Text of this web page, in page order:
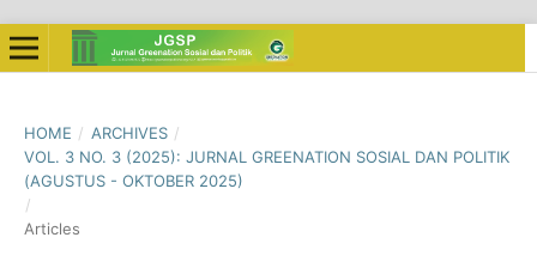
HOME / ARCHIVES /
VOL. 3 NO. 3 (2025): JURNAL GREENATION SOSIAL DAN POLITIK
(AGUSTUS - OKTOBER 2025)
/
Articles